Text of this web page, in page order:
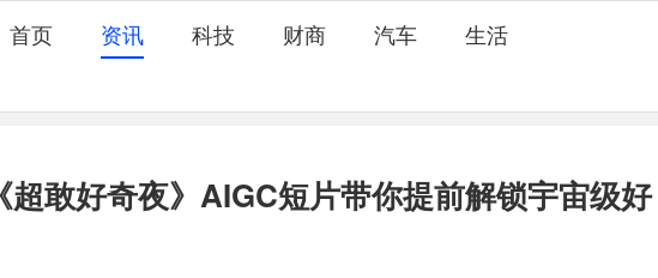
首页 资讯 科技 财商 汽车 生活
超敢好奇夜》AIGC短片带你提前解锁宇宙级好